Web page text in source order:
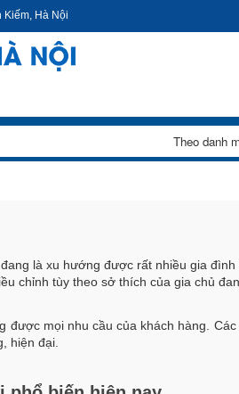
Hà Nội
là xu hướng được rất nhiều gia
chỉnh tùy theo sở thích của gia chủ
được mọi nhu cầu của khách hàng.
hiện đại.